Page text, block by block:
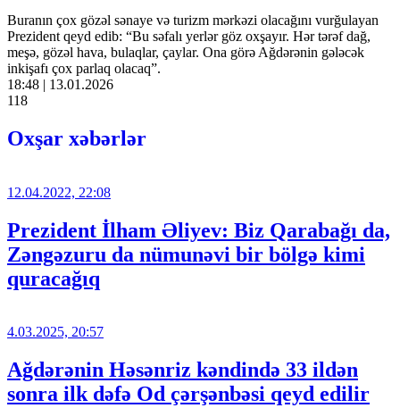
Buranın çox gözəl sənaye və turizm mərkəzi olacağını vurğulayan
Prezident qeyd edib: “Bu səfalı yerlər göz oxşayır. Hər tərəf dağ,
meşə, gözəl hava, bulaqlar, çaylar. Ona görə Ağdərənin gələcək
inkişafı çox parlaq olacaq”.
18:48 | 13.01.2026
118
Oxşar xəbərlər
12.04.2022, 22:08
Prezident İlham Əliyev: Biz Qarabağı da,
Zəngəzuru da nümunəvi bir bölgə kimi
quracağıq
4.03.2025, 20:57
Ağdərənin Həsənriz kəndində 33 ildən
sonra ilk dəfə Od çərşənbəsi qeyd edilir